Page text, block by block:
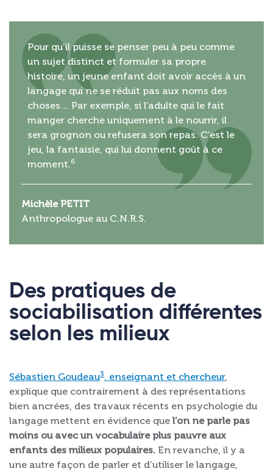
Pour qu’il puisse se penser peu à peu comme
un sujet distinct et formuler sa propre
histoire, un jeune enfant doit avoir accès à un
langage qui ne se réduit pas aux noms des
choses… Par exemple, si l’adulte qui le fait
manger cherche uniquement à le nourrir, il
sera grognon ou refusera son repas. C’est le
jeu, la fantaisie, qui lui donnent goût à ce
moment. 6
Michèle PETIT
Anthropologue au C.N.R.S.
Des pratiques de
sociabilisation différentes
selon les milieux
Sébastien Goudeau3 , enseignant et chercheur,
explique que contrairement à des représentations
bien ancrées, des travaux récents en psychologie du
langage mettent en évidence que l’on ne parle pas
moins ou avec un vocabulaire plus pauvre aux
enfants des milieux populaires. En revanche, il y a
une autre façon de parler et d’utiliser le langage,